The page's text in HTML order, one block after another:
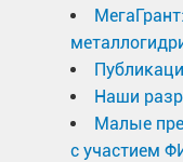
Наши
Малые
с участием